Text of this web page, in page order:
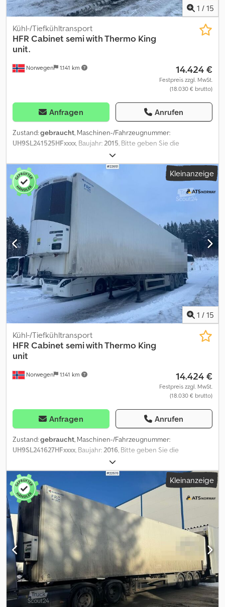
Informationen = Wenden Sie sich an ATS Norway, um weitere
Informationen zu erhalten.
1 / 15
Norwegen 1.141 km
Kühl-/Tiefkühltransport
HFR Cabinet semi with Thermo King
unit.
14.424 €
Festpreis zzgl. MwSt.
(18.030 € brutto)
Anfragen Anrufen
Zustand:gebraucht, Maschinen-/Fahrzeugnummer:
UH9SL241525HFxxxx, Baujahr:2015, Bitte geben Sie die
Referenznummer auf Anfrage: 22653 Spezifikationen: Modell 2015
Luftfederung Reifen (siehe Bilder) Innenlänge: ca. 1.335 cm
Innenhöhe: ca. 276 cm Länge: 1402 cm Breite: 260 cm Radstand:
131/131 cm Eigengewicht: 9360 cm Maximale Nutzlast: 35.640 kg
Werkzeugschrank Kerbe an der linken Seite des Gehäuses, wie
auf den Bildern zu sehen. Beschreibung : Djdpfezqra Usx Akwsck
2015 HFR-Schrank, halbautomatischer Wochenbetrieb. Es verfügt
über eine Thermo King Kühl-/Gefrierkombination. Kann innerhalb
kurzer Zeit geliefert werden. Tuf: Ja EU-goedgekeurd naar:
30.04.2027 Eigengewicht: 9360 Payload: 35640 Model: Skapsemi
m/ Thermo King aggregat = Weitere Informationen = Wenden Sie
sich an ATS Norway, um weitere Informationen zu erhalten.
Kleinanzeige
1 / 15
Norwegen 1.141 km
Kühl-/Tiefkühltransport
HFR Cabinet semi with Thermo King
unit
14.424 €
Festpreis zzgl. MwSt.
(18.030 € brutto)
Anfragen Anrufen
Zustand:gebraucht, Maschinen-/Fahrzeugnummer:
UH9SL241627HFxxxx , Baujahr: 2016 , Bitte geben Sie die
Referenznummer auf Anfrage: 22651 Spezifikationen: EU-
Zulassung bis 19.03.2027 Modell 2016 Luftfederung Reifen (siehe
Bilder) Länge: 1402 cm Breite: 260 cm Radstand: 131/131 cm
Leergewicht: 9.860 kg Thermo King-Gerät Innenlänge: ca. 1332
cm Innenhöhe: ca. 268 cm Werkzeugschrank Beschreibung: HFR-
Schrankteil aus dem Jahr 2016 mit Thermo King-Kühlaggregat.
Der Anhänger ist wöchentlich im Einsatz und bis März 2027 von
der EU zugelassen. Kann innerhalb kurzer Zeit geliefert werden.
Tuf: Ja EU-goedgekeurd naar: 19.03.2027 Eigengewicht: 9860
Payload: 35140 Model: Skapsemi m/ Thermo King aggregat
Dcedpezqra Isfx Akwjk = Weitere Informationen = Wenden Sie
sich an ATS Norway, um weitere Informationen zu erhalten.
Kleinanzeige